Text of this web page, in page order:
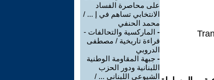
على محاصرة الفساد
الانتخابي تساهم في إ ... /
محمد الحنفي
- الماركسية والتحالفات -
قراءة تاريخية / مصطفى
الدروبي
- جبهة المقاومة الوطنية
اللبنانية ودور الحزب
الشيوعي اللبناني ... /